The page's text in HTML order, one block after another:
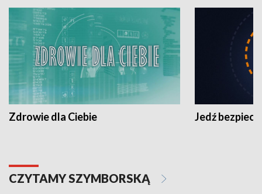
Zdrowie dla Ciebie Jedź
CZYTAMY SZYMBORSKĄ